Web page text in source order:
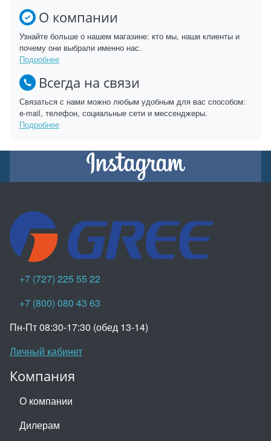
О компании
Узнайте больше о нашем магазине: кто мы, наши клиенты и
почему они выбрали именно нас.
Подробнее
Всегда на связи
Связаться с нами можно любым удобным для вас способом:
e-mail, телефон, социальные сети и мессенджеры.
Подробнее
+7 (727) 225 55 22
+7 (800) 080 43 63
Пн-Пт 08:30-17:30 (обед 13-14)
Личный кабинет
Компания
О компании
Дилерам